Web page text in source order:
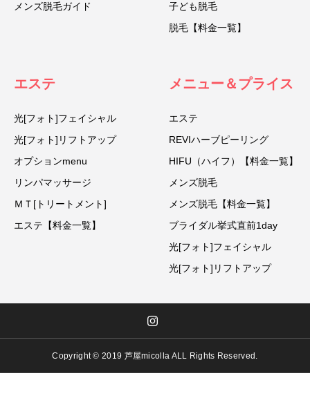
メンズ脱毛ガイド
子ども脱毛
脱毛【料金一覧】
エステ
光[フォト]フェイシャル
光[フォト]リフトアップ
オプションmenu
リンパマッサージ
ＭＴ[トリートメント]
エステ【料金一覧】
メニュー＆プライス
エステ
REVIハーブピーリング
HIFU（ハイフ）【料金一覧】
メンズ脱毛
メンズ脱毛【料金一覧】
ブライダル挙式直前1day
光[フォト]フェイシャル
光[フォト]リフトアップ
Copyright © 2019 芦屋micolla ALL Rights Reserved.